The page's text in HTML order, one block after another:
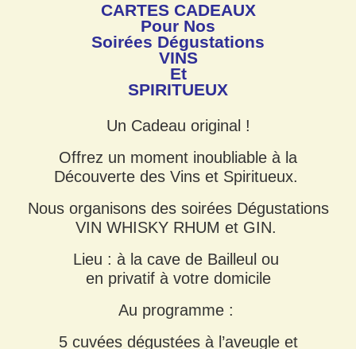
CARTES CADEAUX
Pour Nos
Soirées Dégustations
VINS
Et
SPIRITUEUX
Un Cadeau original !
Offrez un moment inoubliable à la
Découverte des Vins et Spiritueux.
Nous organisons des soirées Dégustations
VIN WHISKY RHUM et GIN.
Lieu : à la cave de Bailleul ou
en privatif à votre domicile
Au programme :
5 cuvées dégustées à l’aveugle et